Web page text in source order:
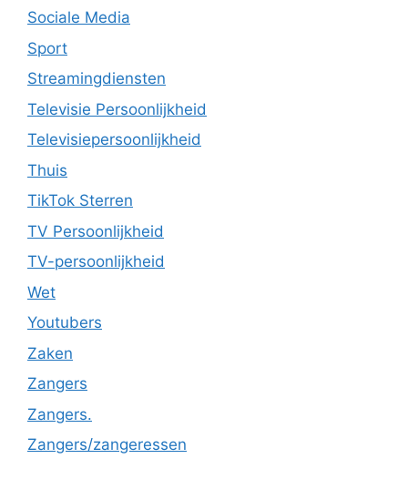
Sociale Media
Sport
Streamingdiensten
Televisie Persoonlijkheid
Televisiepersoonlijkheid
Thuis
TikTok Sterren
TV Persoonlijkheid
TV-persoonlijkheid
Wet
Youtubers
Zaken
Zangers
Zangers.
Zangers/zangeressen